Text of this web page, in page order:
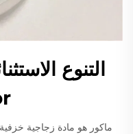
التنوع
ماكور هو مادة زجاجية